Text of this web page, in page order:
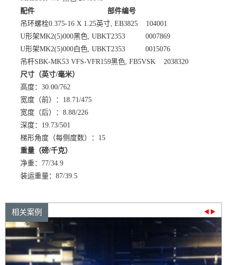
配件 部件编号
吊环螺栓0.375-16 X 1.25英寸, EB3825 104001
U形架MK2(5)000黑色, UBKT2353 0007869
U形架MK2(5)000白色, UBKT2353 0015076
吊杆SBK-MK53 VFS-VFR159黑色, FB5VSK 2038320
尺寸（英寸/毫米）
高度：30.00/762
宽度（前）：18.71/475
宽度（后）：8.88/226
深度：19.73/501
梯形角度（每侧度数）：15
重量（磅/千克）
净重：77/34.9
装运重量：87/39.5
相关案例